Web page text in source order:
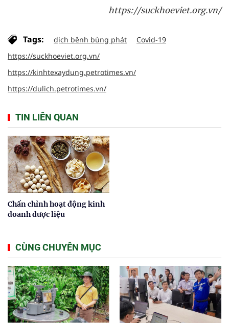
https://suckhoeviet.org.vn/
Tags: dịch bênh bùng phát
Covid-19
https://suckhoeviet.org.vn/
https://kinhtexaydung.petrotimes.vn/
https://dulich.petrotimes.vn/
TIN LIÊN QUAN
Chấn chỉnh hoạt động kinh
doanh dược liệu
CÙNG CHUYÊN MỤC